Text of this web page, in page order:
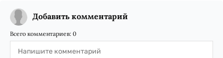
Добавить комментарий
Всего комментариев: 0